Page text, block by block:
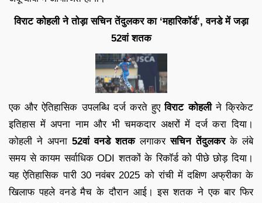
विराट कोहली ने तोड़ा सचिन तेंदुलकर का ‘महारिकॉर्ड’, वनडे में जड़ा
52वां शतक
एक और ऐतिहासिक उपलब्धि दर्ज करते हुएविराट कोहलीने क्रिकेट
इतिहास में अपना नाम और भी चमकदार अक्षरों में दर्ज करा दिया।
कोहली ने अपना 52वां वनडे शतकलगाकरसचिन तेंदुलकरके लंबे
समय से कायम सर्वाधिक ODI शतकों के रिकॉर्ड को पीछे छोड़ दिया।
यह ऐतिहासिक पारी 30 नवंबर 2025 को रांची में दक्षिण अफ्रीका के
खिलाफ पहले वनडे मैच के दौरान आई। इस शतक ने एक बार फिर